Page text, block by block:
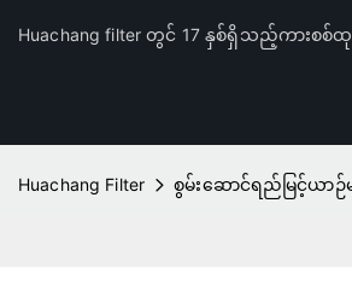
Huachang filter တွင် 17 နှစ်ရှိသည့်ကားစ
Huachang Filter စွမ်းဆောင်ရည်မြင့်ယ